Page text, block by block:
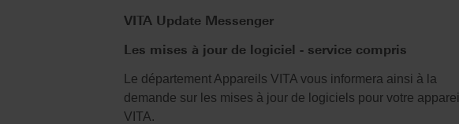
VITA Update Messenger
Les mises à jour de logiciel - service compris
Le département Appareils VITA vous informera ainsi à la
demande sur les mises à jour de logiciels pour votre appareil
VITA.